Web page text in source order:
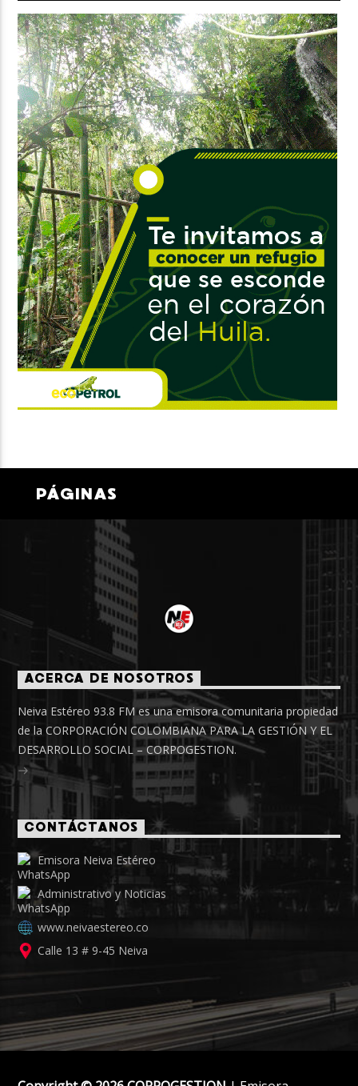
PÁGINAS
ACERCA DE NOSOTROS
Neiva Estéreo 93.8 FM es una emisora comunitaria propiedad
de la CORPORACIÓN COLOMBIANA PARA LA GESTIÓN Y EL
DESARROLLO SOCIAL – CORPOGESTION.
CONTÁCTANOS
Emisora Neiva Estéreo
Administrativo y Noticias
www.neivaestereo.co
Calle 13 # 9-45 Neiva